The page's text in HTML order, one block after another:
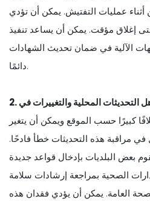
عمليات التفتيش. يمكن أن تؤدي
إغلاق مؤقت. يمكن أن يساعد تنفيذ
الآلية في ضمان تحديث الشهادات
دائمًا.
التحديثات المحلية والتغييرات في
كبيرًا حسب الموقع ويمكن أن يتغير
مراقبة هذه التحديثات خطأ فادحًا.
بعض البلديات بإدخال قواعد جديدة
الصحية بمراجعة إرشادات سلامة
العامة. يمكن أن يؤدي فقدان هذه